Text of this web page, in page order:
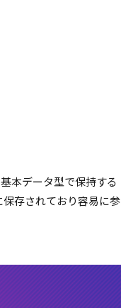
本データ型で保持する
存されており容易に参